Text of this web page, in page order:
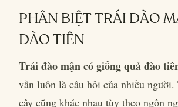
PHÂN BIỆT TRÁI ĐÀO
ĐÀO TIÊN
Trái đào mậncó giống quả đào
vẫn luôn là câu hỏi của nhiều
cây cũng khác nhau tùy theo ngôn